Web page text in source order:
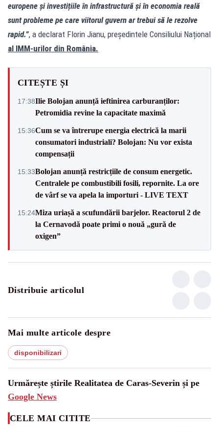
europene și investițiile în infrastructură și în economia reală
sunt probleme pe care viitorul guvern ar trebui să le rezolve
rapid.”, a declarat Florin Jianu, președintele Consiliului Național
al IMM-urilor din România.
CITEȘTE ȘI
17:38Ilie Bolojan anunță ieftinirea carburanților:
Petromidia revine la capacitate maximă
15:36Cum se va întrerupe energia electrică la marii
consumatori industriali? Bolojan: Nu vor exista
compensații
15:33Bolojan anunță restricțiile de consum energetic.
Centralele pe combustibili fosili, repornite. La ore
de vârf se va apela la importuri - LIVE TEXT
15:24Miza uriașă a scufundării barjelor. Reactorul 2 de
la Cernavodă poate primi o nouă „gură de
oxigen”
Distribuie articolul
Mai multe articole despre
disponibilizari
Urmărește știrile Realitatea de Caras-Severin și pe
Google News
CELE MAI CITITE